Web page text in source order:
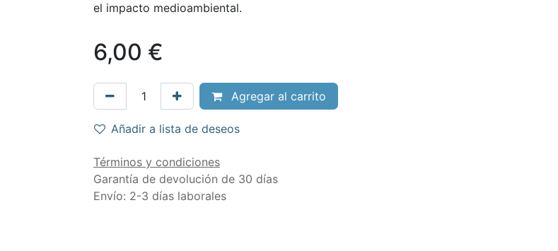
el impacto medioambiental.
6,00 €
Agregar al carrito
Añadir a lista de deseos
Términos y condiciones
Garantía de devolución de 30 días
Envío: 2-3 días laborales